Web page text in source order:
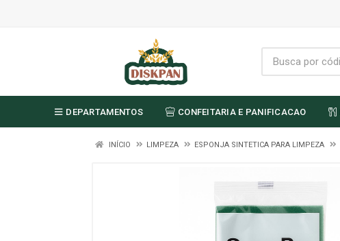
DEPARTAMENTOS CONFEITARIA E PANIFICACAO
INÍCIO LIMPEZA ESPONJA SINTETICA PARA LIMPEZA